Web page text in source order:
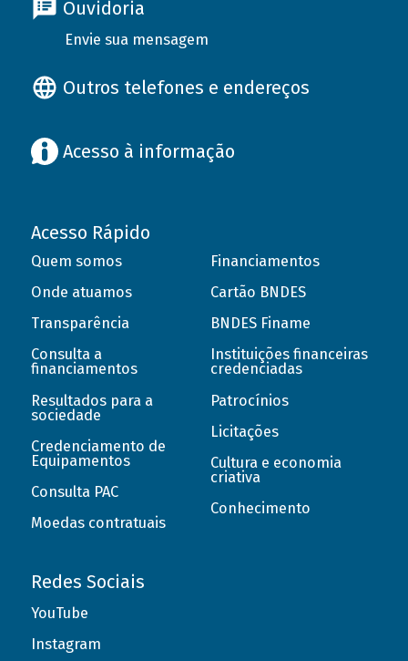
Ouvidoria
Envie sua mensagem
Outros telefones e endereços
Acesso à informação
Acesso Rápido
Quem somos
Onde atuamos
Transparência
Consulta a
financiamentos
Resultados para a
sociedade
Credenciamento de
Equipamentos
Consulta PAC
Moedas contratuais
Financiamentos
Cartão BNDES
BNDES Finame
Instituições financeiras
credenciadas
Patrocínios
Licitações
Cultura e economia
criativa
Conhecimento
Redes Sociais
YouTube
Instagram